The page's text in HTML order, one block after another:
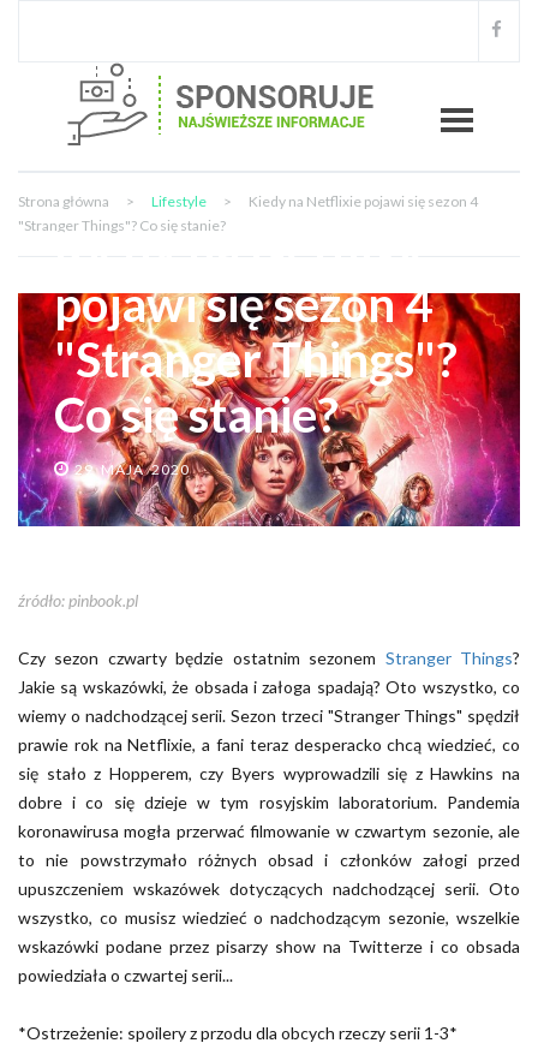
Strona główna > Lifestyle >
Kiedy na Netflixie pojawi się sezon 4
"Stranger Things"? Co się stanie?
Kiedy na Netflixie
pojawi się sezon 4
"Stranger Things"?
Co się stanie?
29 MAJA 2020
źródło: pinbook.pl
Czy sezon czwarty będzie ostatnim sezonem Stranger Things?
Jakie są wskazówki, że obsada i załoga spadają? Oto wszystko, co
wiemy o nadchodzącej serii. Sezon trzeci "Stranger Things" spędził
prawie rok na Netflixie, a fani teraz desperacko chcą wiedzieć, co
się stało z Hopperem, czy Byers wyprowadzili się z Hawkins na
dobre i co się dzieje w tym rosyjskim laboratorium. Pandemia
koronawirusa mogła przerwać filmowanie w czwartym sezonie, ale
to nie powstrzymało różnych obsad i członków załogi przed
upuszczeniem wskazówek dotyczących nadchodzącej serii. Oto
wszystko, co musisz wiedzieć o nadchodzącym sezonie, wszelkie
wskazówki podane przez pisarzy show na Twitterze i co obsada
powiedziała o czwartej serii...
*Ostrzeżenie: spoilery z przodu dla obcych rzeczy serii 1-3*